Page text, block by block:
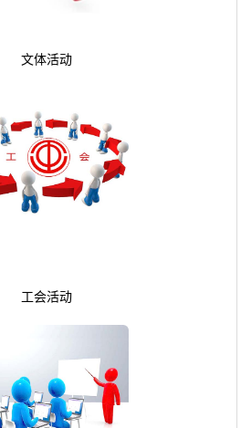
文体活动
工会活动